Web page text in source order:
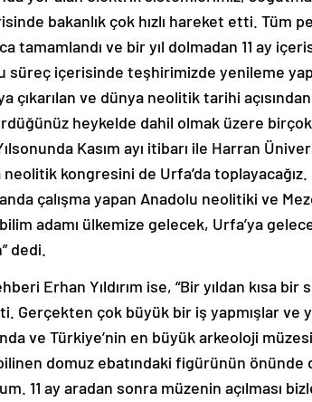
bakanlık çok hızlı hareket etti. Tüm
tamamlandı ve bir yıl dolmadan 11 ay
süreç içerisinde teşhirimizde yenileme
çıkarılan ve dünya neolitik tarihi
heykelde dahil olmak üzere
Kasım ayı itibarı ile Harran
neolitik kongresini de Urfa’da
çalışma yapan Anadolu neolitiki ve
adamı ülkemize gelecek, Urfa’ya
dedi.
Erhan Yıldırım ise, “Bir yıldan kısa
Gerçekten çok büyük bir iş yapmışlar ve
ve Türkiye’nin en büyük arkeoloji
domuz ebatındaki figürünün önünde
11 ay aradan sonra müzenin açılması